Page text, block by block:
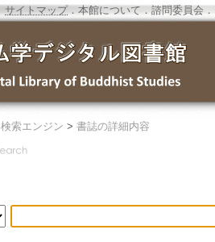
サイトマップ．本館について ． 諮問委員会 ．
検索エンジン > 書誌の詳細内容